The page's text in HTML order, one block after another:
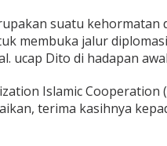
suatu kehormatan
membuka jalur
ucap Dito di hadapan
Islamic Cooperation
terima kasihnya
di
Di